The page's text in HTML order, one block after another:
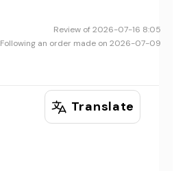
Review of 2026-07-16 8:05
Following an order made on 2026-07-09
Translate